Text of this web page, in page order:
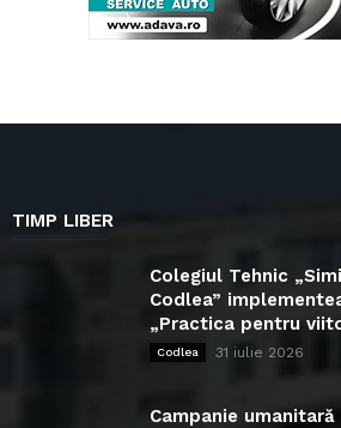
TIMP LIBER
Colegiul Tehnic
Codlea”
„Practica pentru
Codlea 31 iulie 2026
Campanie